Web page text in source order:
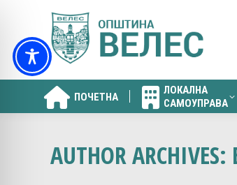
ПОЧЕТНА
ЛОКАЛНА
САМОУПРАВА
AUTHOR ARCHIVES:
ПОЧЕТНА